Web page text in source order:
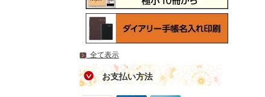
全て表示
お支払い方法